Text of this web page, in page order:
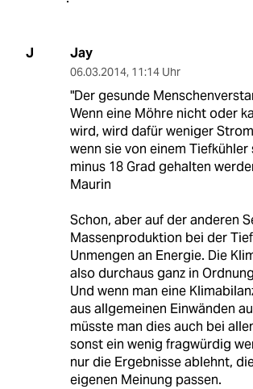
J Jay
06.03.2014, 11:14 Uhr
"Der gesunde
Wenn eine Möhre nicht oder
wird, wird dafür weniger
wenn sie von einem
minus 18 Grad gehalten
Maurin
Schon, aber auf der anderen
Massenproduktion bei der
Unmengen an Energie. Die
also durchaus ganz in
Und wenn man eine
aus allgemeinen Einwänden
müsste man dies auch bei
sonst ein wenig fragwürdig
nur die Ergebnisse ablehnt,
eigenen Meinung passen.